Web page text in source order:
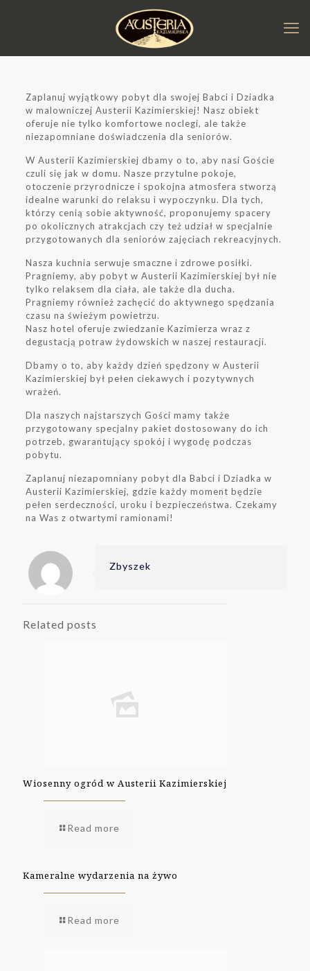
Zaplanuj wyjątkowy pobyt dla swojej Babci i Dziadka
w malowniczej Austerii Kazimierskiej! Nasz obiekt
oferuje nie tylko komfortowe noclegi, ale także
niezapomniane doświadczenia dla seniorów.
W Austerii Kazimierskiej dbamy o to, aby nasi Goście
czuli się jak w domu. Nasze przytulne pokoje,
otoczenie przyrodnicze i spokojna atmosfera stworzą
idealne warunki do relaksu i wypoczynku. Dla tych,
którzy cenią sobie aktywność, proponujemy spacery
po okolicznych atrakcjach czy też udział w specjalnie
przygotowanych dla seniorów zajęciach rekreacyjnych.
Nasza kuchnia serwuje smaczne i zdrowe posiłki.
Pragniemy, aby pobyt w Austerii Kazimierskiej był nie
tylko relaksem dla ciała, ale także dla ducha.
Pragniemy również zachęcić do aktywnego spędzania
czasu na świeżym powietrzu.
Nasz hotel oferuje zwiedzanie Kazimierza wraz z
degustacją potraw żydowskich w naszej restauracji.
Dbamy o to, aby każdy dzień spędzony w Austerii
Kazimierskiej był pełen ciekawych i pozytywnych
wrażeń.
Dla naszych najstarszych Gości mamy także
przygotowany specjalny pakiet dostosowany do ich
potrzeb, gwarantujący spokój i wygodę podczas
pobytu.
Zaplanuj niezapomniany pobyt dla Babci i Dziadka w
Austerii Kazimierskiej, gdzie każdy moment będzie
pełen serdeczności, uroku i bezpieczeństwa. Czekamy
na Was z otwartymi ramionami!
Zbyszek
Related posts
Wiosenny ogród w Austerii Kazimierskiej
Read more
Kameralne wydarzenia na żywo
Read more